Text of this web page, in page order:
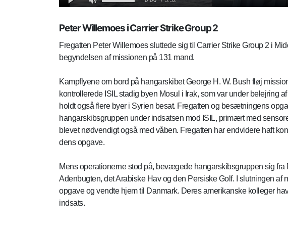
Peter Willemoes i Carrier Strike Group 2
Fregatten Peter Willemoes sluttede sig til Carrier Strike Group 2 i
begyndelsen af missionen på 131 mand.
Kampflyene om bord på hangarskibet George H. W. Bush fløj
kontrollerede ISIL stadig byen Mosul i Irak, som var under belejring
holdt også flere byer i Syrien besat. Fregatten og besætningens
hangarskibsgruppen under indsatsen mod ISIL, primært med
blevet nødvendigt også med våben. Fregatten har endvidere haft
dens opgave.
Mens operationerne stod på, bevægede hangarskibsgruppen sig fra
Adenbugten, det Arabiske Hav og den Persiske Golf. I slutningen af
opgave og vendte hjem til Danmark. Deres amerikanske kolleger
indsats.